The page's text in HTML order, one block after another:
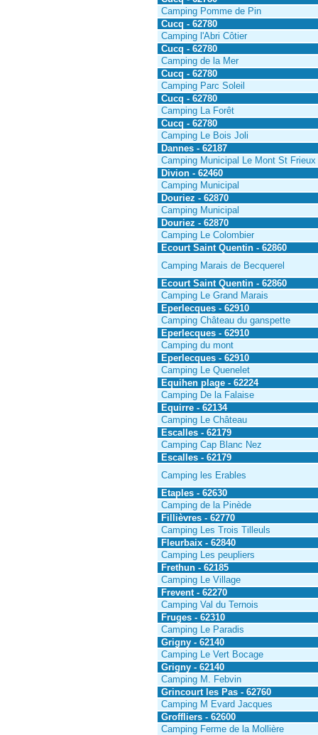
Camping Pomme de Pin
Cucq - 62780
Camping l'Abri Côtier
Cucq - 62780
Camping de la Mer
Cucq - 62780
Camping Parc Soleil
Cucq - 62780
Camping La Forêt
Cucq - 62780
Camping Le Bois Joli
Dannes - 62187
Camping Municipal Le Mont St Frieux
Divion - 62460
Camping Municipal
Douriez - 62870
Camping Municipal
Douriez - 62870
Camping Le Colombier
Ecourt Saint Quentin - 62860
Camping Marais de Becquerel
Ecourt Saint Quentin - 62860
Camping Le Grand Marais
Eperlecques - 62910
Camping Château du ganspette
Eperlecques - 62910
Camping du mont
Eperlecques - 62910
Camping Le Quenelet
Equihen plage - 62224
Camping De la Falaise
Equirre - 62134
Camping Le Château
Escalles - 62179
Camping Cap Blanc Nez
Escalles - 62179
Camping les Erables
Etaples - 62630
Camping de la Pinède
Fillièvres - 62770
Camping Les Trois Tilleuls
Fleurbaix - 62840
Camping Les peupliers
Frethun - 62185
Camping Le Village
Frevent - 62270
Camping Val du Ternois
Fruges - 62310
Camping Le Paradis
Grigny - 62140
Camping Le Vert Bocage
Grigny - 62140
Camping M. Febvin
Grincourt les Pas - 62760
Camping M Evard Jacques
Groffliers - 62600
Camping Ferme de la Mollière